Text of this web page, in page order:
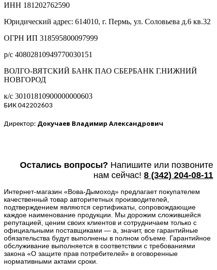
ИНН 181202762590
Юридический адрес: 614010, г. Пермь, ул. Соловьева д.6 кв.32
ОГРН ИП 318595800097999
р/с 40802810949770030151
ВОЛГО-ВЯТСКИЙ БАНК ПАО СБЕРБАНК Г.НИЖНИЙ
НОВГОРОД
к/с 30101810900000000603
БИК 042202603
Директор: Докучаев Владимир Александрович
Остались вопросы? Напишите или позвоните
нам сейчас! 8 (342) 204-08-11
Интернет-магазин «Вова-Дымоход» предлагает покупателем
качественный товар авторитетных производителей,
подтверждением являются сертификаты, сопровождающие
каждое наименование продукции. Мы дорожим сложившейся
репутацией, ценим своих клиентов и сотрудничаем только с
официальными поставщиками — а, значит, все гарантийные
обязательства будут выполнены в полном объеме. Гарантийное
обслуживание выполняется в соответствии с требованиями
закона «О защите прав потребителей» в оговоренные
нормативными актами сроки.